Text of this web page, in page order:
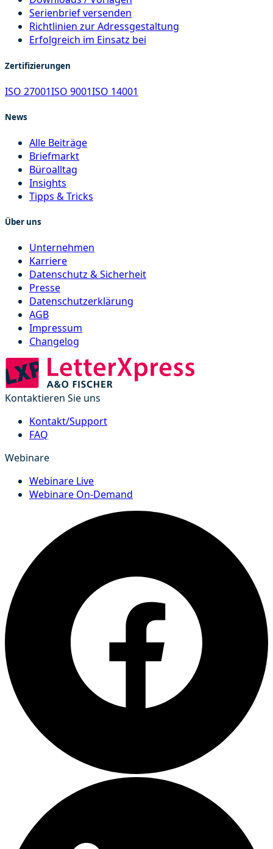
Serienbrief versenden
Richtlinien zur Adressgestaltung
Erfolgreich im Einsatz bei
Zertifizierungen
ISO 27001ISO 9001ISO 14001
News
Alle Beiträge
Briefmarkt
Büroalltag
Insights
Tipps & Tricks
Über uns
Unternehmen
Karriere
Datenschutz & Sicherheit
Presse
Datenschutzerklärung
AGB
Impressum
Changelog
Kontaktieren Sie uns
Kontakt/Support
FAQ
Webinare
Webinare Live
Webinare On-Demand